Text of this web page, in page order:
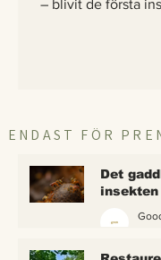
– blivit de första
ENDAST FÖR
Det